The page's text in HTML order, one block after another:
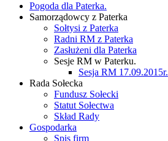
Pogoda dla Paterka.
Samorządowcy z Paterka
Sołtysi z Paterka
Radni RM z Paterka
Zasłużeni dla Paterka
Sesje RM w Paterku.
Sesja RM 17.09.2015r.
Rada Sołecka
Fundusz Sołecki
Statut Sołectwa
Skład Rady
Gospodarka
Spis firm